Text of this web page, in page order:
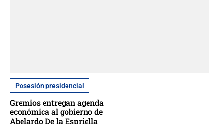
Posesión presidencial
Gremios entregan agenda
económica al gobierno de
Abelardo De la Espriella